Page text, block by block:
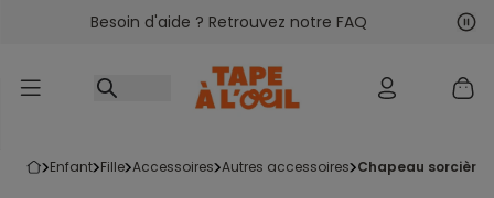
Accéder au contenu
Besoin d'aide ? Retrouvez notre FAQ
enfant fille accessoires autres accessoires chapeau